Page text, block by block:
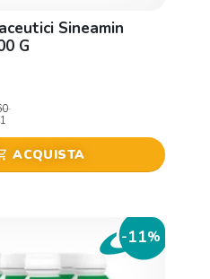
Sineamin
G
ACQUISTA
-11%